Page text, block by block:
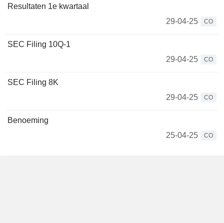
Resultaten 1e kwartaal
29-04-25
CO
SEC Filing 10Q-1
29-04-25
CO
SEC Filing 8K
29-04-25
CO
Benoeming
25-04-25
CO